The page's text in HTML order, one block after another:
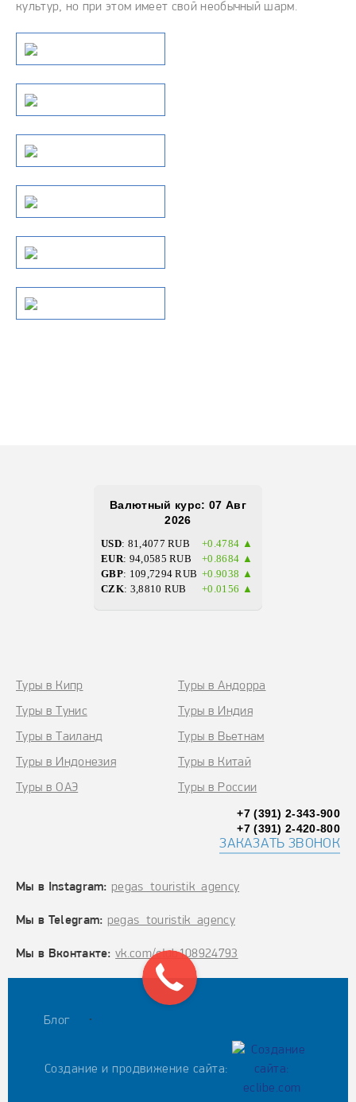
культур, но при этом имеет свой необычный шарм.
Bалютный курс: 07 Авг
2026
USD: 81,4077 RUB
+0.4784 ▲
EUR: 94,0585 RUB
+0.8684 ▲
GBP: 109,7294 RUB +0.9038 ▲
CZK: 3,8810 RUB +0.0156 ▲
Туры в Кипр
Туры в Андорра
Туры в Тунис
Туры в Индия
Туры в Таиланд
Туры в Вьетнам
Туры в Индонезия
Туры в Китай
Туры в ОАЭ
Туры в России
+7 (391) 2-343-900
+7 (391) 2-420-800
ЗАКАЗАТЬ ЗВОНОК
Мы в Instagram:pegas_touristik_agency
Мы в Telegram: pegas_touristik_agency
Мы в Вконтакте:vk.com/club108924793
Блог .
Создание и продвижение сайта: